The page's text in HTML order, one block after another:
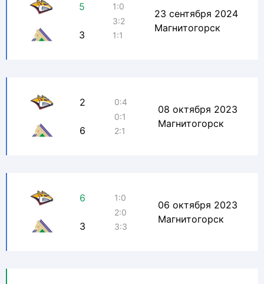
5
3
1:0
3:2
1:1
23 сентября 2024
Магнитогорск
2
6
0:4
0:1
2:1
08 октября 2023
Магнитогорск
6
3
1:0
2:0
3:3
06 октября 2023
Магнитогорск